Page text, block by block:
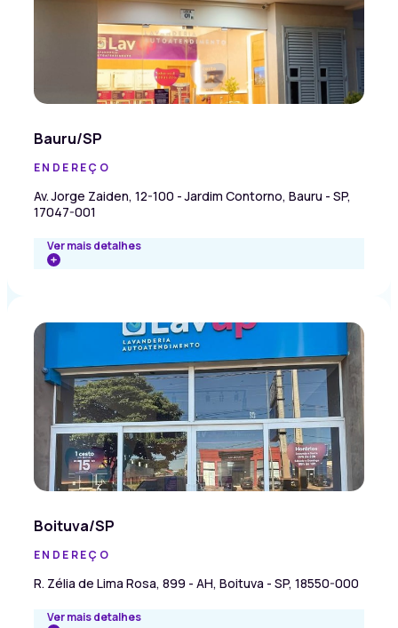
Bauru/SP
ENDEREÇO
Av. Jorge Zaiden, 12-100 - Jardim Contorno, Bauru - SP,
17047-001
Ver mais detalhes
Boituva/SP
ENDEREÇO
R. Zélia de Lima Rosa, 899 - AH, Boituva - SP, 18550-000
Ver mais detalhes